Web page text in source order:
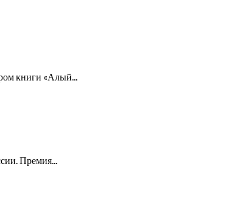
книги «Алый...
Премия...